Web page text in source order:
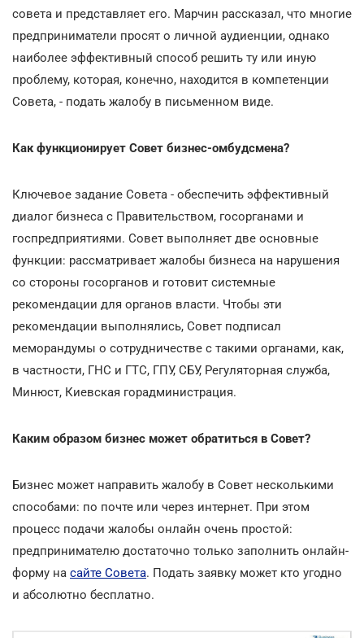
совета и представляет его. Марчин рассказал, что многие
предприниматели просят о личной аудиенции, однако
наиболее эффективный способ решить ту или иную
проблему, которая, конечно, находится в компетенции
Совета, - подать жалобу в письменном виде.
Как функционирует Совет бизнес-омбудсмена?
Ключевое задание Совета - обеспечить эффективный
диалог бизнеса с Правительством, госорганами и
госпредприятиями. Совет выполняет две основные
функции: рассматривает жалобы бизнеса на нарушения
со стороны госорганов и готовит системные
рекомендации для органов власти. Чтобы эти
рекомендации выполнялись, Совет подписал
меморандумы о сотрудничестве с такими органами, как,
в частности, ГНС и ГТС, ГПУ, СБУ, Регуляторная служба,
Минюст, Киевская горадминистрация.
Каким образом бизнес может обратиться в Совет?
Бизнес может направить жалобу в Совет несколькими
способами: по почте или через интернет. При этом
процесс подачи жалобы онлайн очень простой:
предпринимателю достаточно только заполнить онлайн-
форму на сайте Совета. Подать заявку может кто угодно
и абсолютно бесплатно.